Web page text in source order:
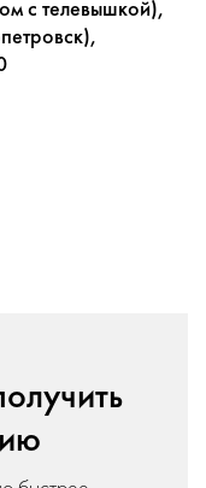
с телевышкой),